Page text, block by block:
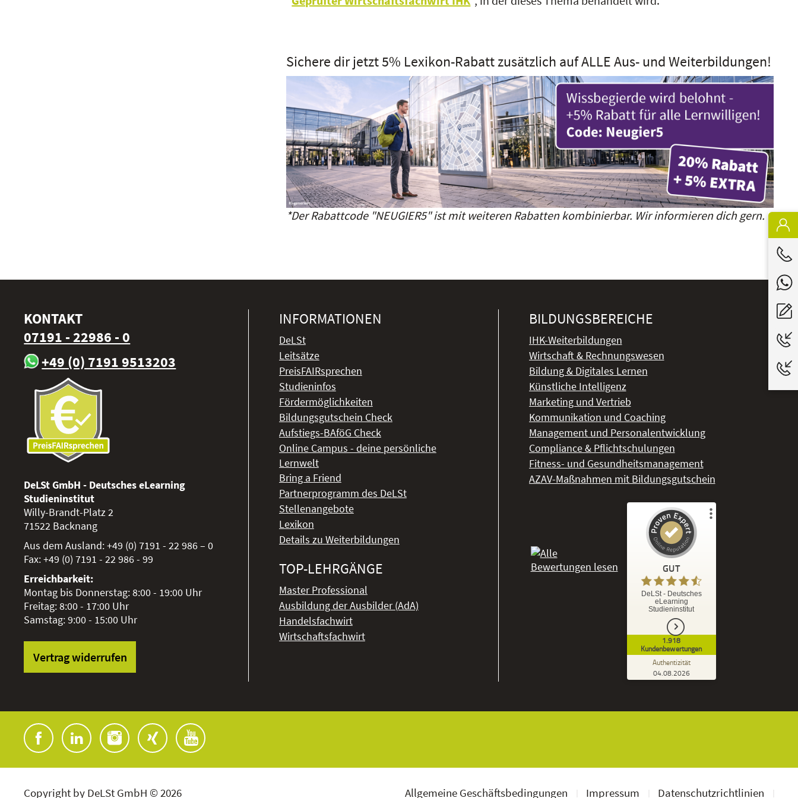
Sichere dir jetzt 5% Lexikon-Rabatt zusätzlich auf ALLE Aus- und Weiterbildungen!
*Der Rabattcode "NEUGIER5" ist mit weiteren Rabatten kombinierbar. Wir informieren dich gern.
KONTAKT
07191 - 22986 - 0
+49 (0) 7191 9513203
DeLSt GmbH - Deutsches eLearning
Studieninstitut
Willy-Brandt-Platz 2
71522 Backnang
Aus dem Ausland:+49 (0) 7191 - 22 986 – 0
Fax:+49 (0) 7191 - 22 986 - 99
Erreichbarkeit:
Montag bis Donnerstag: 8:00 - 19:00 Uhr
Freitag: 8:00 - 17:00 Uhr
Samstag: 9:00 - 15:00 Uhr
Vertrag widerrufen
INFORMATIONEN
DeLSt
Leitsätze
PreisFAIRsprechen
Studieninfos
Fördermöglichkeiten
Bildungsgutschein Check
Aufstiegs-BAföG Check
Online Campus - deine persönliche
Lernwelt
Bring a Friend
Partnerprogramm des DeLSt
Stellenangebote
Lexikon
Details zu Weiterbildungen
TOP-LEHRGÄNGE
Master Professional
Ausbildung der Ausbilder (AdA)
Handelsfachwirt
Wirtschaftsfachwirt
BILDUNGSBEREICHE
IHK-Weiterbildungen
Wirtschaft & Rechnungswesen
Bildung & Digitales Lernen
Künstliche Intelligenz
Marketing und Vertrieb
Kommunikation und Coaching
Management und Personalentwicklung
Compliance & Pflichtschulungen
Fitness- und Gesundheitsmanagement
AZAV-Maßnahmen mit Bildungsgutschein
GUT
DeLSt - Deutsches
eLearning
Studieninstitut
1.918
Kundenbewertungen
Authentizität
04.08.2026
Kundenbewertungen und Erfahrungen zu
DeLSt - Deutsches eLearning Studieninstitut
ProvenExpert.com
ProvenExpert.com
1.827
Bewertungen von
Copyright by DeLSt GmbH © 2026 Allgemeine Geschäftsbedingungen Impressum Datenschutzrichtlinien